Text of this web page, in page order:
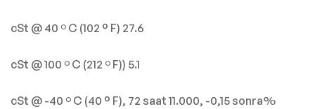
cSt @ 40 º C (102 ° F) 27.6
cSt @ 100 º C (212 º F)) 5.1
cSt @ -40 º C (40 ° F), 72 saat 11.000, -0,15 sonra%